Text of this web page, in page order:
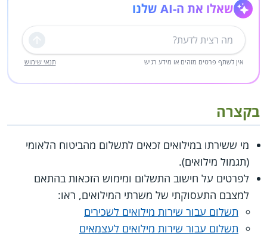
שאלו את ה-AI שלנו
שליחה
אין לשתף פרטים מזהים או מידע רגיש תנאי שימוש
בקצרה
מי ששירתו במילואים זכאים לתשלום מהביטוח הלאומי
(תגמול מילואים).
לפרטים על חישוב התשלום ומימוש הזכאות בהתאם
למצבם התעסוקתי של משרתי המילואים, ראו:
תשלום עבור שירות מילואים לשכירים
תשלום עבור שירות מילואים לעצמאים